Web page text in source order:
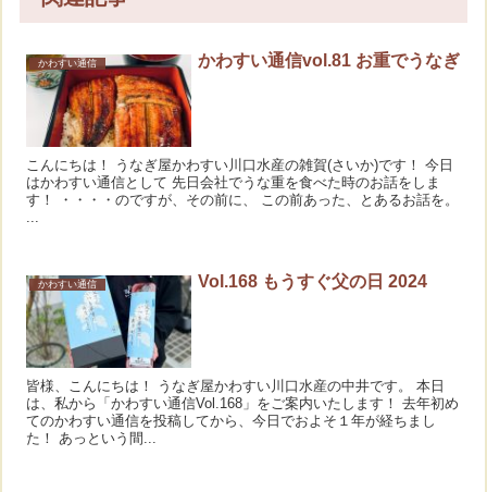
かわすい通信 かわすい通信vol.81 お重でうなぎ
こんにちは！ うなぎ屋かわすい川口水産の雑賀(さいか)です！ 今日
はかわすい通信として 先日会社でうな重を食べた時のお話をしま
す！ ・・・・のですが、その前に、 この前あった、とあるお話を。
...
かわすい通信 Vol.168 もうすぐ父の日 2024
皆様、こんにちは！ うなぎ屋かわすい川口水産の中井です。 本日
は、私から「かわすい通信Vol.168」をご案内いたします！ 去年初め
てのかわすい通信を投稿してから、今日でおよそ１年が経ちまし
た！ あっという間...